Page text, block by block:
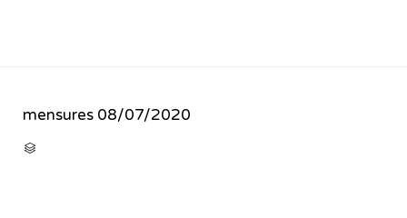
mensures 08/07/2020
